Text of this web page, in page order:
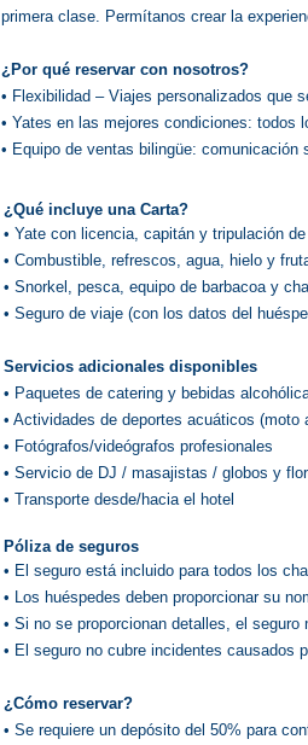
primera clase. Permítanos crear la
¿Por qué reservar con nosotros?
• Flexibilidad – Viajes personalizados que
• Yates en las mejores condiciones: todos
• Equipo de ventas bilingüe:
¿Qué incluye una Carta?
• Yate con licencia, capitán y tripulación
• Combustible, refrescos, agua, hielo y
• Snorkel, pesca, equipo de barbacoa y
• Seguro de viaje (con los datos del
Servicios adicionales disponibles
• Paquetes de catering y bebidas
• Actividades de deportes acuáticos
• Fotógrafos/videógrafos profesionales
• Servicio de DJ / masajistas / globos y
• Transporte desde/hacia el hotel
Póliza de seguros
• El seguro está incluido para todos los
• Los huéspedes deben proporcionar su
• Si no se proporcionan detalles, el seguro
• El seguro no cubre incidentes causados
¿Cómo reservar?
• Se requiere un depósito del 50% para